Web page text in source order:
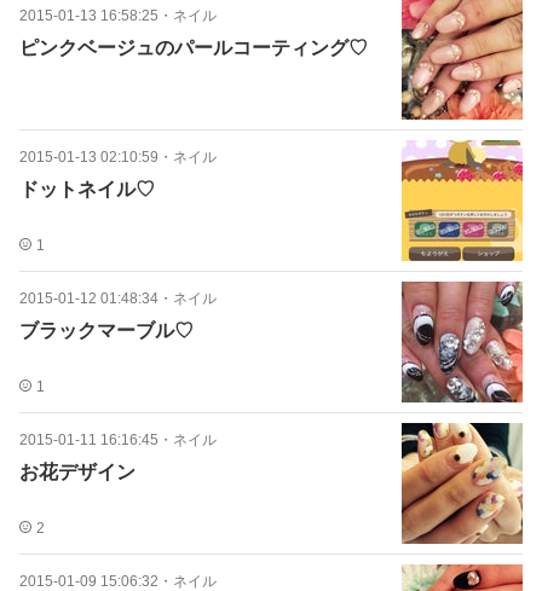
2015-01-13 16:58:25 ・ ネイル
ピンクベージュのパールコーティング♡
2015-01-13 02:10:59 ・ ネイル
ドットネイル♡
1
2015-01-12 01:48:34 ・ ネイル
ブラックマーブル♡
1
2015-01-11 16:16:45 ・ ネイル
お花デザイン
2
2015-01-09 15:06:32 ・ ネイル